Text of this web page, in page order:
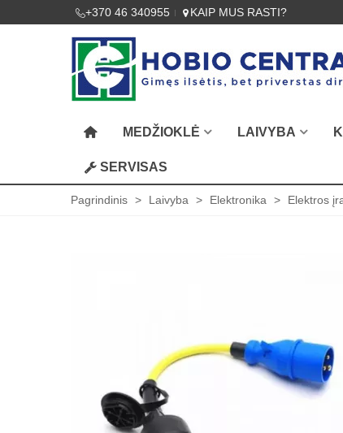
+370 46 340955 KAIP MUS RASTI?
MEDŽIOKLĖ LAIVYBA
SERVISAS
Pagrindinis > Laivyba > Elektronika > Elektros